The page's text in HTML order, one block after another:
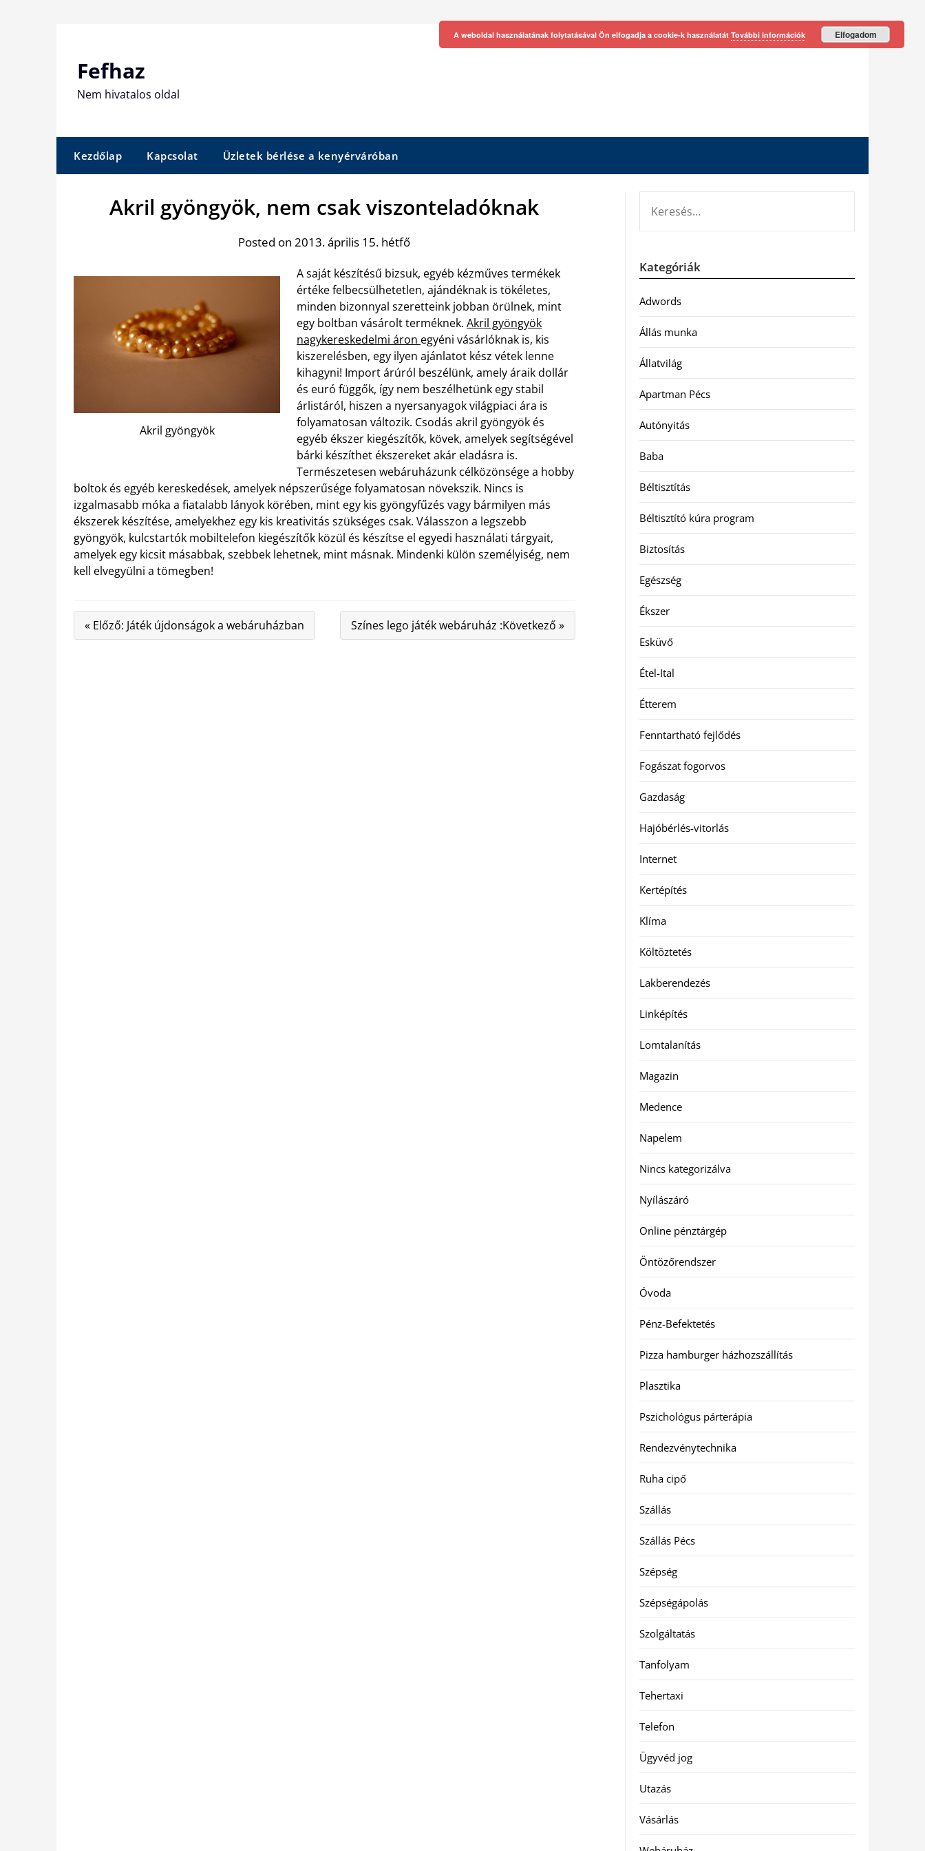
Fefhaz
Nem hivatalos oldal
Kezdőlap Kapcsolat Üzletek bérlése a kenyérváróban
Akril gyöngyök, nem csak viszonteladóknak
Posted on 2013. április 15. hétfő
Akril gyöngyök
A saját készítésű bizsuk, egyéb kézműves termékek
értéke felbecsülhetetlen, ajándéknak is tökéletes,
minden bizonnyal szeretteink jobban örülnek, mint
egy boltban vásárolt terméknek. Akril gyöngyök
nagykereskedelmi áron egyéni vásárlóknak is, kis
kiszerelésben, egy ilyen ajánlatot kész vétek lenne
kihagyni! Import árúról beszélünk, amely áraik dollár
és euró függők, így nem beszélhetünk egy stabil
árlistáról, hiszen a nyersanyagok világpiaci ára is
folyamatosan változik. Csodás akril gyöngyök és
egyéb ékszer kiegészítők, kövek, amelyek segítségével
bárki készíthet ékszereket akár eladásra is.
Természetesen webáruházunk célközönsége a hobby
boltok és egyéb kereskedések, amelyek népszerűsége folyamatosan növekszik. Nincs is
izgalmasabb móka a fiatalabb lányok körében, mint egy kis gyöngyfűzés vagy bármilyen más
ékszerek készítése, amelyekhez egy kis kreativitás szükséges csak. Válasszon a legszebb
gyöngyök, kulcstartók mobiltelefon kiegészítők közül és készítse el egyedi használati tárgyait,
amelyek egy kicsit másabbak, szebbek lehetnek, mint másnak. Mindenki külön személyiség, nem
kell elvegyülni a tömegben!
« Előző: Játék újdonságok a webáruházban Színes lego játék webáruház :Következő »
Kategóriák
Adwords
Állás munka
Állatvilág
Apartman Pécs
Autónyitás
Baba
Béltisztítás
Béltisztító kúra program
Biztosítás
Egészség
Ékszer
Esküvő
Étel-Ital
Étterem
Fenntartható fejlődés
Fogászat fogorvos
Gazdaság
Hajóbérlés-vitorlás
Internet
Kertépítés
Klíma
Költöztetés
Lakberendezés
Linképítés
Lomtalanítás
Magazin
Medence
Napelem
Nincs kategorizálva
Nyílászáró
Online pénztárgép
Öntözőrendszer
Óvoda
Pénz-Befektetés
Pizza hamburger házhozszállítás
Plasztika
Pszichológus párterápia
Rendezvénytechnika
Ruha cipő
Szállás
Szállás Pécs
Szépség
Szépségápolás
Szolgáltatás
Tanfolyam
Tehertaxi
Telefon
Ügyvéd jog
Utazás
Vásárlás
A weboldal használatának folytatásával Ön elfogadja a cookie-k használatát További információk Elfogadom